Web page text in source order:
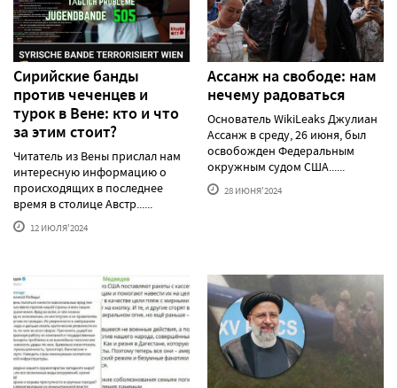
Сирийские банды
против чеченцев и
турок в Вене: кто и что
за этим стоит?
Читатель из Вены прислал нам
интересную информацию о
происходящих в последнее
время в столице Австр......
12 ИЮЛЯ'2024
Ассанж на свободе: нам
нечему радоваться
Основатель WikiLeaks Джулиан
Ассанж в среду, 26 июня, был
освобожден Федеральным
окружным судом США......
28 ИЮНЯ'2024